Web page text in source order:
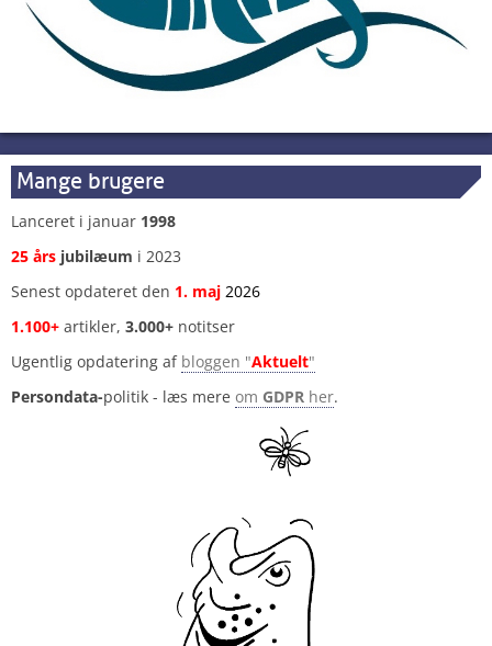
Mange brugere
Lanceret i januar 1998
25 års jubilæum i 2023
Senest opdateret den 1. maj 2026
1.100+ artikler, 3.000+ notitser
Ugentlig opdatering af bloggen "Aktuelt"
Persondata-politik - læs mere om GDPR her.